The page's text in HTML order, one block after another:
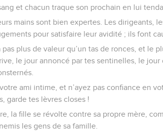
et chacun traque son prochain en lui
mains sont bien expertes. Les dirigeants,
pour satisfaire leur avidité ; ils font
plus de valeur qu’un tas de ronces, et le
le jour annoncé par tes sentinelles, le jour
ami intime, et n’ayez pas confiance en
garde tes lèvres closes !
la fille se révolte contre sa propre mère,
les gens de sa famille.